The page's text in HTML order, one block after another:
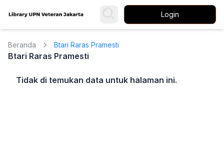
Login
Beranda Btari Raras Pramesti
Btari Raras Pramesti
Tidak di temukan data untuk halaman ini.